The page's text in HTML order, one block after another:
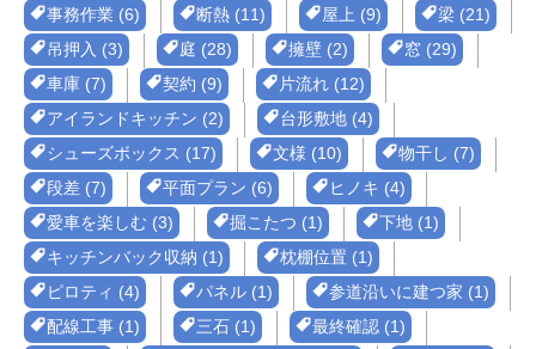
事務作業 (6)
断熱 (11) 屋上 (9)
梁 (21)
吊押入 (3)
庭 (28) 擁壁 (2)
窓 (29)
車庫 (7)
契約 (9)
片流れ (12)
アイランドキッチン (2)
台形敷地 (4)
シューズボックス (17)
文様 (10)
物干し (7)
段差 (7)
平面プラン (6)
ヒノキ (4)
愛車を楽しむ (3)
掘こたつ (1)
下地 (1)
キッチンバック収納 (1)
枕棚位置 (1)
ピロティ (4)
パネル (1)
参道沿いに建つ家 (1)
配線工事 (1)
三石 (1)
最終確認 (1)